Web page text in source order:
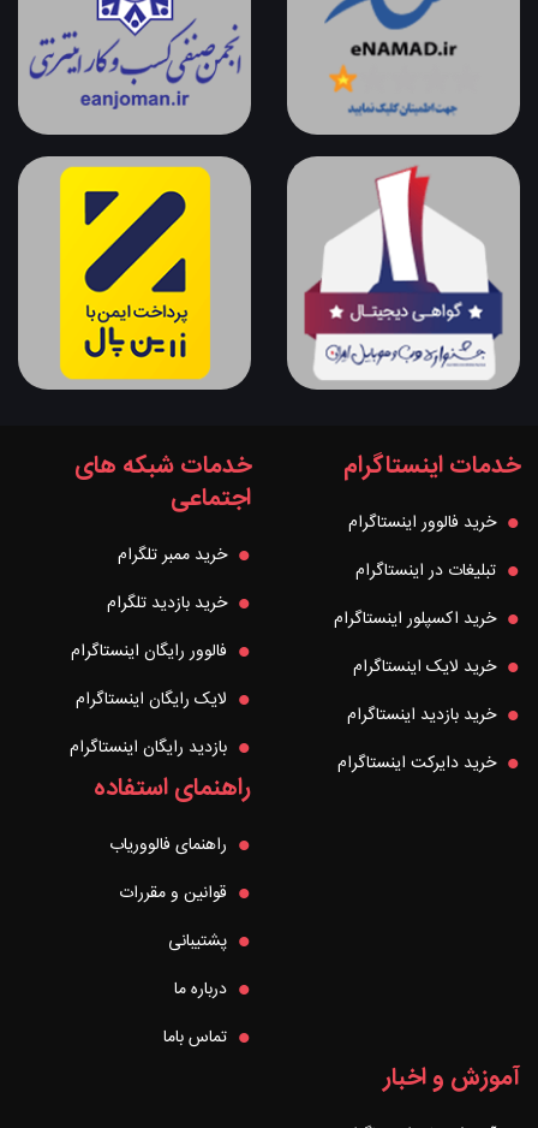
خدمات اینستاگرام
خرید فالوور اینستاگرام
تبلیغات در اینستاگرام
خرید اکسپلور اینستاگرام
خرید لایک اینستاگرام
خرید بازدید اینستاگرام
خرید دایرکت اینستاگرام
خدمات شبکه های
اجتماعی
خرید ممبر تلگرام
خرید بازدید تلگرام
فالوور رایگان اینستاگرام
لایک رایگان اینستاگرام
بازدید رایگان اینستاگرام
راهنمای استفاده
راهنمای فالووریاب
قوانین و مقررات
پشتیبانی
درباره ما
تماس باما
آموزش و اخبار